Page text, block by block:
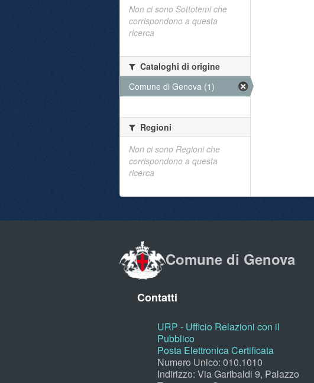
Non ci sono Sottotemi che
corrispondono a questa
ricerca
Cataloghi di origine
Comune di Genova (1)
Regioni
Non ci sono Regioni che
corrispondono a questa
ricerca
Comune di Genova
Contatti
URP - Ufficio Relazioni con il
Pubblico
Posta Elettronica Certificata
Numero Unico: 010.1010
Indirizzo: Via Garibaldi 9, Palazzo